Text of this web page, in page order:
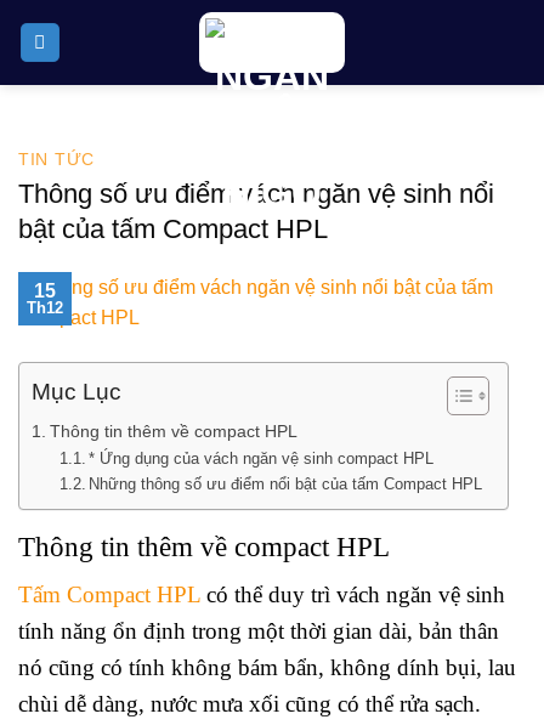
TIN TỨC
Thông số ưu điểm vách ngăn vệ sinh nổi
bật của tấm Compact HPL
15
Th12
Mục Lục
Thông tin thêm về compact HPL
* Ứng dụng của vách ngăn vệ sinh compact HPL
Những thông số ưu điểm nổi bật của tấm Compact HPL
Thông tin thêm về compact HPL
Tấm Compact HPL có thể duy trì vách ngăn vệ sinh
tính năng ổn định trong một thời gian dài, bản thân
nó cũng có tính không bám bẩn, không dính bụi, lau
chùi dễ dàng, nước mưa xối cũng có thể rửa sạch.